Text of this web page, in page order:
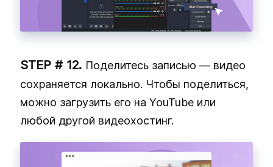
Поделитесь записью — видео
сохраняется локально. Чтобы поделиться,
можно загрузить его на YouTube или
любой другой видеохостинг.